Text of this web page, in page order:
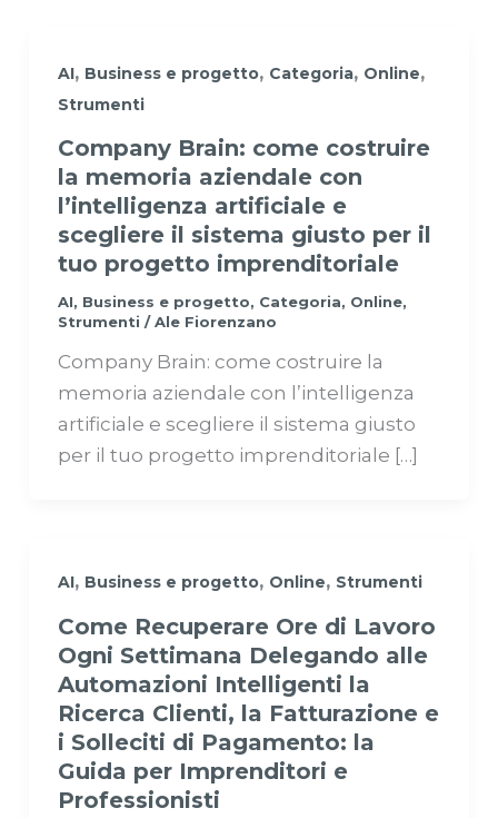
AI, Business e progetto, Categoria, Online,
Strumenti
Company Brain: come costruire
la memoria aziendale con
l’intelligenza artificiale e
scegliere il sistema giusto per il
tuo progetto imprenditoriale
AI, Business e progetto, Categoria, Online,
Strumenti /Ale Fiorenzano
Company Brain: come costruire la
memoria aziendale con l’intelligenza
artificiale e scegliere il sistema giusto
per il tuo progetto imprenditoriale […]
AI, Business e progetto, Online, Strumenti
Come Recuperare Ore di Lavoro
Ogni Settimana Delegando alle
Automazioni Intelligenti la
Ricerca Clienti, la Fatturazione e
i Solleciti di Pagamento: la
Guida per Imprenditori e
Professionisti